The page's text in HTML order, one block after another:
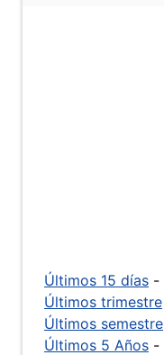
Últimos 15 días -
Últimos trimestre
Últimos semestre
Últimos 5 Años -